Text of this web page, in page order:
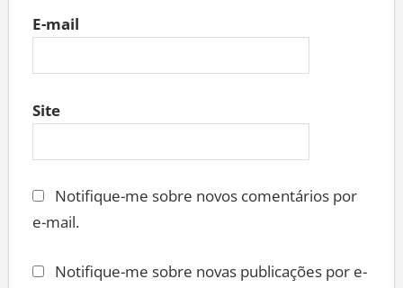
E-mail
Site
Notifique-me sobre novos comentários por
e-mail.
Notifique-me sobre novas publicações por e-